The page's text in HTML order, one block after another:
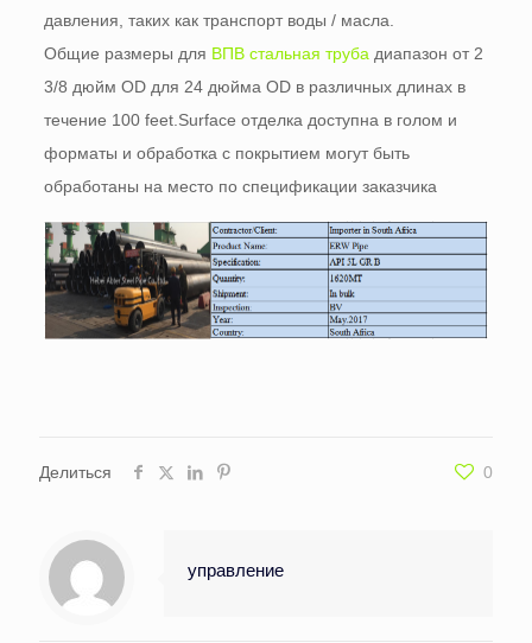
давления, таких как транспорт воды / масла.
Общие размеры для ВПВ стальная труба диапазон от 2
3/8 дюйм OD для 24 дюйма OD в различных длинах в
течение 100 feet.Surface отделка доступна в голом и
форматы и обработка с покрытием могут быть
обработаны на место по спецификации заказчика
Делиться 0
управление